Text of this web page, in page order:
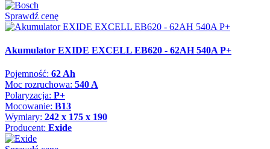
Sprawdź cenę
Akumulator EXIDE EXCELL EB620 - 62AH 540A P+
Pojemność: 62 Ah
Moc rozruchowa: 540 A
Polaryzacja: P+
Mocowanie: B13
Wymiary: 242 x 175 x 190
Producent: Exide